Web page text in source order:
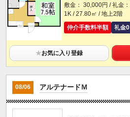
敷金： 30,000円 / 礼金：
1K / 27.80㎡ / 地上2階
仲介手数料半額
礼金0
★お気に入り登録
08/06 アルテナードＭ